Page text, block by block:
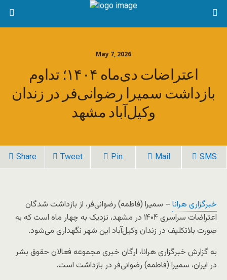
May 7, 2026
اعتراضات دی‌ماه ۱۴۰۴؛ تداوم
بازداشت سمیرا رضوانی‌فر در زندان
وکیل‌آباد مشهد
Share Tweet Pin Mail SMS
خبرگزاری هرانا – سمیرا (فاطمه) رضوانی‌فر، از بازداشت شدگان
اعتراضات سراسری ۱۴۰۴ در مشهد، نزدیک به چهار ماه است که به‌
صورت بلاتکلیف در زندان وکیل‌آباد این شهر نگهداری می‌شود.
به گزارش خبرگزاری هرانا، ارگان خبری مجموعه فعالان حقوق بشر
در ایران، سمیرا (فاطمه) رضوانی‌فر در بازداشت است.